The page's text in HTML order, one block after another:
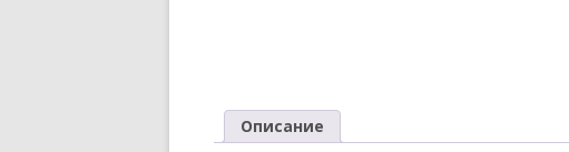
Описание